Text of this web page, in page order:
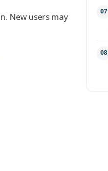
New users may
07
08